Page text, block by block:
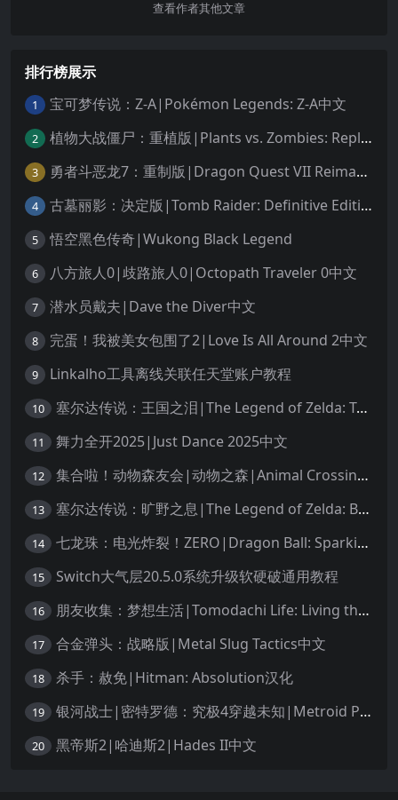
查看作者其他文章
排行榜展示
1 宝可梦传说：Z-A|Pokémon Legends: Z-A中文
2 植物大战僵尸：重植版|Plants vs. Zombies: Replanted中文
3 勇者斗恶龙7：重制版|Dragon Quest VII Reimagined中文
4 古墓丽影：决定版|Tomb Raider: Definitive Edition中文
5 悟空黑色传奇|Wukong Black Legend
6 八方旅人0|歧路旅人0|Octopath Traveler 0中文
7 潜水员戴夫|Dave the Diver中文
8 完蛋！我被美女包围了2|Love Is All Around 2中文
9 Linkalho工具离线关联任天堂账户教程
10 塞尔达传说：王国之泪|The Legend of Zelda: Tears of the Kingdom中文
11 舞力全开2025|Just Dance 2025中文
12 集合啦！动物森友会|动物之森|Animal Crossing: New Horizons中文
13 塞尔达传说：旷野之息|The Legend of Zelda: Breath of the Wild中文
14 七龙珠：电光炸裂！ZERO|Dragon Ball: Sparking! Zero中文
15 Switch大气层20.5.0系统升级软硬破通用教程
16 朋友收集：梦想生活|Tomodachi Life: Living the Dream中文
17 合金弹头：战略版|Metal Slug Tactics中文
18 杀手：赦免|Hitman: Absolution汉化
19 银河战士|密特罗德：究极4穿越未知|Metroid Prime 4: Beyond中文
20 黑帝斯2|哈迪斯2|Hades II中文